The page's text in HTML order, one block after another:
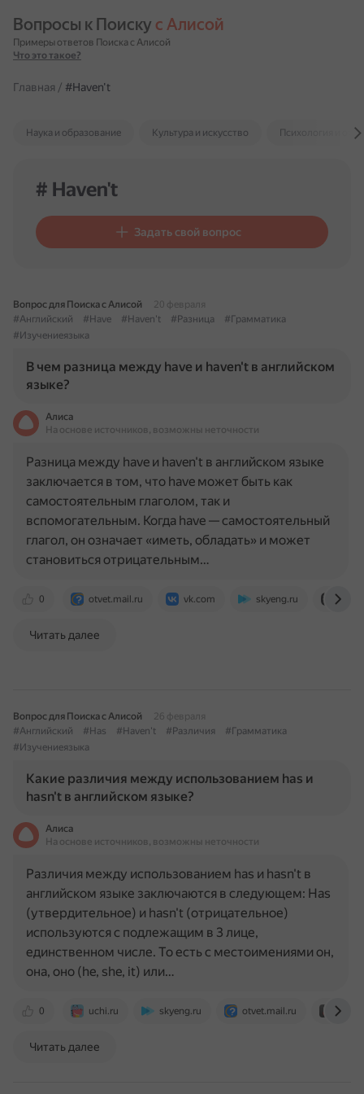
Вопросы к Поиску с Алисой
Примеры ответов Поиска с Алисой
Что это такое?
Главная / #Haven't
Наука и образование Культура и искусство Психология и
# Haven't
Задать свой вопрос
Вопрос для Поиска с Алисой
20 февраля
#Английский
#Have #Haven't #Разница
#Грамматика
#Изучениеязыка
В чем разница между have и haven't в английском
языке?
Алиса
На основе источников, возможны неточности
0 otvet.mail.ru vk.com skyeng.ru
Разница между have и haven't в английском языке
заключается в том, что have может быть как
самостоятельным глаголом, так и
вспомогательным. Когда have — самостоятельный
глагол, он означает «иметь, обладать» и может
становиться отрицательным…
Читать далее
Вопрос для Поиска с Алисой
26 февраля
#Английский
#Has #Haven't #Различия
#Грамматика
#Изучениеязыка
Какие различия между использованием has и
hasn't в английском языке?
Алиса
На основе источников, возможны неточности
0 uchi.ru skyeng.ru otvet.mail.ru
Различия между использованием has и hasn't в
английском языке заключаются в следующем: Has
(утвердительное) и hasn't (отрицательное)
используются с подлежащим в 3 лице,
единственном числе. То есть с местоимениями он,
она, оно (he, she, it) или…
Читать далее